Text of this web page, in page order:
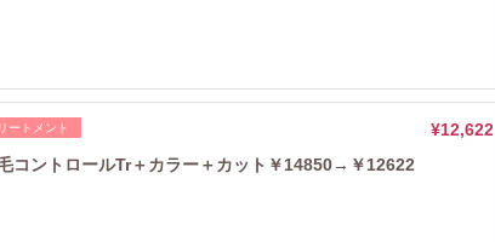
ートメント
¥12,622
コントロールTr＋カラー＋カット￥14850→￥12622